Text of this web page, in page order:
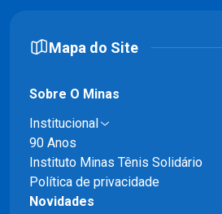
Mapa do Site
Sobre O Minas
Institucional
90 Anos
Instituto Minas Tênis Solidário
Política de privacidade
Novidades